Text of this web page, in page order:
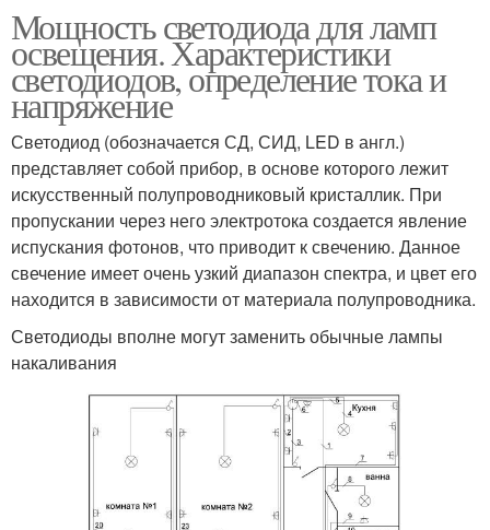
Мощность светодиода для ламп
освещения. Характеристики
светодиодов, определение тока и
напряжение
Светодиод (обозначается СД, СИД, LED в англ.)
представляет собой прибор, в основе которого лежит
искусственный полупроводниковый кристаллик. При
пропускании через него электротока создается явление
испускания фотонов, что приводит к свечению. Данное
свечение имеет очень узкий диапазон спектра, и цвет его
находится в зависимости от материала полупроводника.
Светодиоды вполне могут заменить обычные лампы
накаливания